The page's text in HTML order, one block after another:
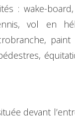
: wake-
vol en
paint
devant